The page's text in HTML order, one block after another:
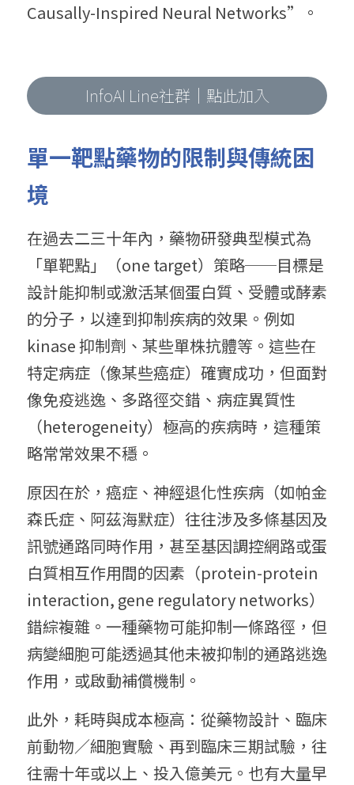
Causally-Inspired Neural Networks”。
InfoAI Line社群｜點此加入
單一靶點藥物的限制與傳統困
境
在過去二三十年內，藥物研發典型模式為
「單靶點」（one target）策略──目標是
設計能抑制或激活某個蛋白質、受體或酵素
的分子，以達到抑制疾病的效果。例如
kinase 抑制劑、某些單株抗體等。這些在
特定病症（像某些癌症）確實成功，但面對
像免疫逃逸、多路徑交錯、病症異質性
（heterogeneity）極高的疾病時，這種策
略常常效果不穩。
原因在於，癌症、神經退化性疾病（如帕金
森氏症、阿茲海默症）往往涉及多條基因及
訊號通路同時作用，甚至基因調控網路或蛋
白質相互作用間的因素（protein-protein
interaction, gene regulatory networks）
錯綜複雜。一種藥物可能抑制一條路徑，但
病變細胞可能透過其他未被抑制的通路逃逸
作用，或啟動補償機制。
此外，耗時與成本極高：從藥物設計、臨床
前動物／細胞實驗、再到臨床三期試驗，往
往需十年或以上、投入億美元。也有大量早